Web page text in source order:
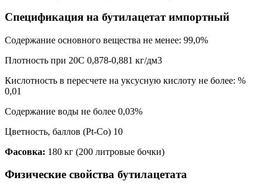
Спецификация на бутилацетат импортный
Содержание основного вещества не менее: 99,0%
Плотность при 20С 0,878-0,881 кг/дм3
Кислотность в пересчете на уксусную кислоту не более: %
0,01
Содержание воды не более 0,03%
Цветность, баллов (Pt-Co) 10
Фасовка: 180 кг (200 литровые бочки)
Физические свойства бутилацетата